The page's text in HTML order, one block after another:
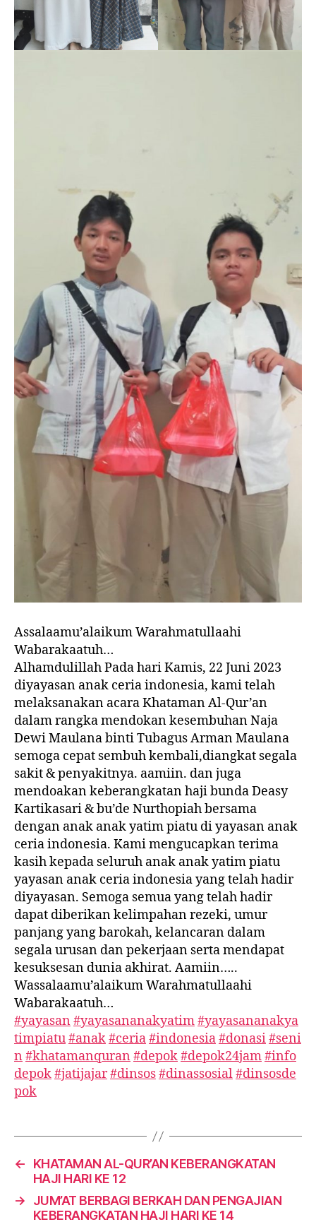
Assalaamu’alaikum Warahmatullaahi
Wabarakaatuh…
Alhamdulillah Pada hari Kamis, 22 Juni 2023
diyayasan anak ceria indonesia, kami telah
melaksanakan acara Khataman Al-Qur’an
dalam rangka mendokan kesembuhan Naja
Dewi Maulana binti Tubagus Arman Maulana
semoga cepat sembuh kembali,diangkat segala
sakit & penyakitnya. aamiin. dan juga
mendoakan keberangkatan haji bunda Deasy
Kartikasari & bu’de Nurthopiah bersama
dengan anak anak yatim piatu di yayasan anak
ceria indonesia. Kami mengucapkan terima
kasih kepada seluruh anak anak yatim piatu
yayasan anak ceria indonesia yang telah hadir
diyayasan. Semoga semua yang telah hadir
dapat diberikan kelimpahan rezeki, umur
panjang yang barokah, kelancaran dalam
segala urusan dan pekerjaan serta mendapat
kesuksesan dunia akhirat. Aamiin…..
Wassalaamu’alaikum Warahmatullaahi
Wabarakaatuh…
#yayasan #yayasananakyatim#yayasananakya
timpiatu#anak#ceria#indonesia#donasi#seni
n #khatamanquran #depok#depok24jam#info
depok#jatijajar#dinsos#dinassosial#dinsosde
pok
←
KHATAMAN AL-QUR’AN KEBERANGKATAN
HAJI HARI KE 12
→
JUM’AT BERBAGI BERKAH DAN PENGAJIAN
KEBERANGKATAN HAJI HARI KE 14